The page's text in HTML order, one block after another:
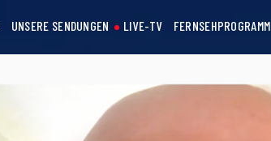
UNSERE SENDUNGEN LIVE-TV FERNSEHPROGRAMM